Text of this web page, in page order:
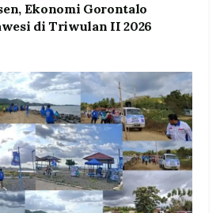
Ekonomi Gorontalo
di Triwulan II 2026